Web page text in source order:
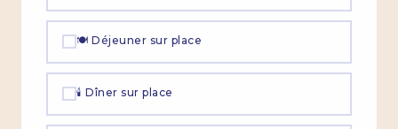
🍽 Déjeuner sur place
🕯 Dîner sur place